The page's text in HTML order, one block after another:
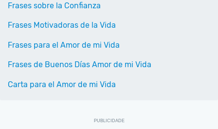
Frases sobre la Confianza
Frases Motivadoras de la Vida
Frases para el Amor de mi Vida
Frases de Buenos Días Amor de mi Vida
Carta para el Amor de mi Vida